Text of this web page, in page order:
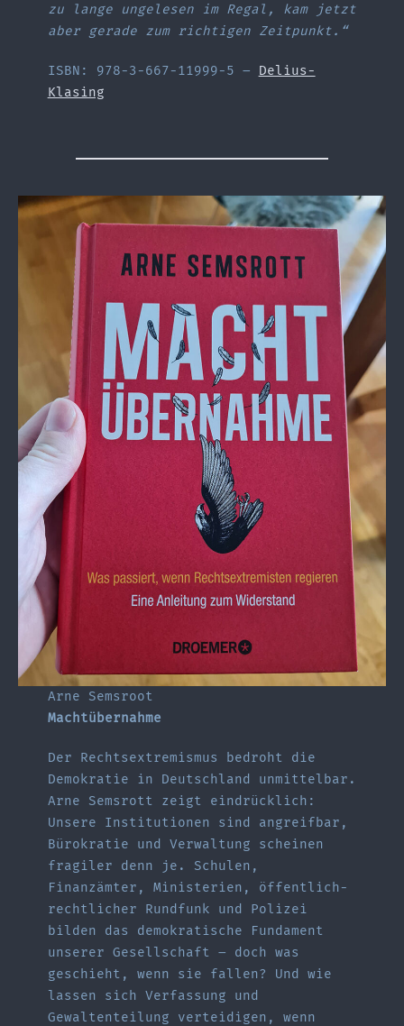
zu lange ungelesen im Regal, kam jetzt
aber gerade zum richtigen Zeitpunkt.“
ISBN: 978-3-667-11999-5 – Delius-
Klasing
Arne Semsroot
Machtübernahme
Der Rechtsextremismus bedroht die
Demokratie in Deutschland unmittelbar.
Arne Semsrott zeigt eindrücklich:
Unsere Institutionen sind angreifbar,
Bürokratie und Verwaltung scheinen
fragiler denn je. Schulen,
Finanzämter, Ministerien, öffentlich-
rechtlicher Rundfunk und Polizei
bilden das demokratische Fundament
unserer Gesellschaft – doch was
geschieht, wenn sie fallen? Und wie
lassen sich Verfassung und
Gewaltenteilung verteidigen, wenn